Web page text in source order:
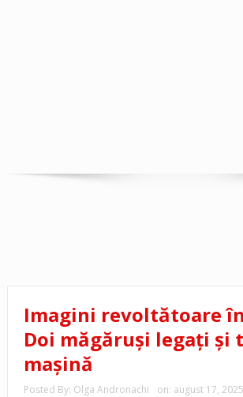
Imagini revoltătoare
Doi măgăruși legați și
mașină
Posted By: Olga Andronachi on: august 17, 2025